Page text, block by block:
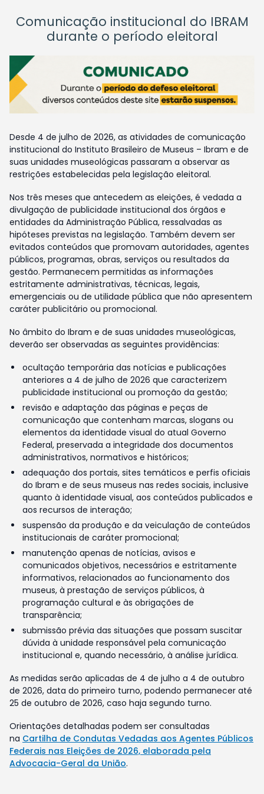
Comunicação institucional do IBRAM
durante o período eleitoral
Desde 4 de julho de 2026, as atividades de comunicação
institucional do Instituto Brasileiro de Museus – Ibram e de
suas unidades museológicas passaram a observar as
restrições estabelecidas pela legislação eleitoral.
Nos três meses que antecedem as eleições, é vedada a
divulgação de publicidade institucional dos órgãos e
entidades da Administração Pública, ressalvadas as
hipóteses previstas na legislação. Também devem ser
evitados conteúdos que promovam autoridades, agentes
públicos, programas, obras, serviços ou resultados da
gestão. Permanecem permitidas as informações
estritamente administrativas, técnicas, legais,
emergenciais ou de utilidade pública que não apresentem
caráter publicitário ou promocional.
No âmbito do Ibram e de suas unidades museológicas,
deverão ser observadas as seguintes providências:
ocultação temporária das notícias e publicações
anteriores a 4 de julho de 2026 que caracterizem
publicidade institucional ou promoção da gestão;
revisão e adaptação das páginas e peças de
comunicação que contenham marcas, slogans ou
elementos da identidade visual do atual Governo
Federal, preservada a integridade dos documentos
administrativos, normativos e históricos;
adequação dos portais, sites temáticos e perfis oficiais
do Ibram e de seus museus nas redes sociais, inclusive
quanto à identidade visual, aos conteúdos publicados e
aos recursos de interação;
suspensão da produção e da veiculação de conteúdos
institucionais de caráter promocional;
manutenção apenas de notícias, avisos e
comunicados objetivos, necessários e estritamente
informativos, relacionados ao funcionamento dos
museus, à prestação de serviços públicos, à
programação cultural e às obrigações de
transparência;
submissão prévia das situações que possam suscitar
dúvida à unidade responsável pela comunicação
institucional e, quando necessário, à análise jurídica.
As medidas serão aplicadas de 4 de julho a 4 de outubro
de 2026, data do primeiro turno, podendo permanecer até
25 de outubro de 2026, caso haja segundo turno.
Orientações detalhadas podem ser consultadas
na Cartilha de Condutas Vedadas aos Agentes Públicos
Federais nas Eleições de 2026, elaborada pela
Advocacia-Geral da União.